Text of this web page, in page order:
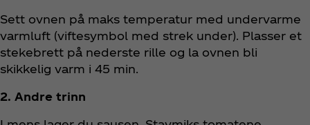
Sett ovnen på maks temperatur med undervarme
varmluft (viftesymbol med strek under). Plasser et
stekebrett på nederste rille og la ovnen bli
skikkelig varm i 45 min. ​
2. Andre trinn